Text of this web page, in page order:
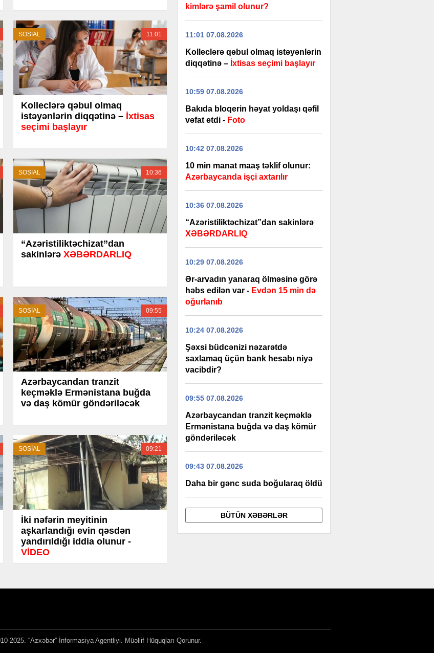
SOSİAL 11:01
Kolleclərə qəbul olmaq
istəyənlərin diqqətinə – İxtisas
seçimi başlayır
SOSİAL 10:36
“Azəristiliktəchizat”dan
sakinlərə XƏBƏRDARLIQ
SOSİAL 09:55
Azərbaycandan tranzit
keçməklə Ermənistana buğda
və daş kömür göndəriləcək
SOSİAL 09:21
İki nəfərin meyitinin
aşkarlandığı evin qəsdən
yandırıldığı iddia olunur -
VİDEO
kimlərə şamil olunur?
11:01 07.08.2026
Kolleclərə qəbul olmaq istəyənlərin
diqqətinə – İxtisas seçimi başlayır
10:59 07.08.2026
Bakıda bloqerin həyat yoldaşı qəfil
vəfat etdi - Foto
10:42 07.08.2026
10 min manat maaş təklif olunur:
Azərbaycanda işçi axtarılır
10:36 07.08.2026
“Azəristiliktəchizat”dan sakinlərə
XƏBƏRDARLIQ
10:29 07.08.2026
Ər-arvadın yanaraq ölməsinə görə
həbs edilən var - Evdən 15 min də
oğurlanıb
10:24 07.08.2026
Şəxsi büdcənizi nəzarətdə
saxlamaq üçün bank hesabı niyə
vacibdir?
09:55 07.08.2026
Azərbaycandan tranzit keçməklə
Ermənistana buğda və daş kömür
göndəriləcək
09:43 07.08.2026
Daha bir gənc suda boğularaq öldü
BÜTÜN XƏBƏRLƏR
2025. “Azxəbər” İnformasiya Agentliyi. Müəllif Hüquqları Qorunur.